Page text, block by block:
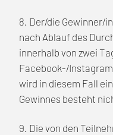
8. Der/die Gewinner/
nach Ablauf des
innerhalb von zwei
Facebook-/
wird in diesem Fall
Gewinnes besteht
9. Die von den